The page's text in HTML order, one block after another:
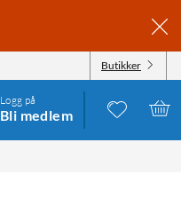
Butikker
Logg på
Bli medlem